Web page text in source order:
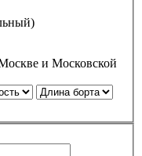
и Московской